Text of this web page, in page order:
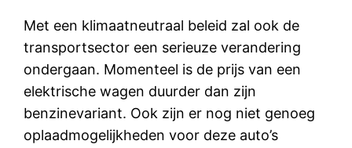
Met een klimaatneutraal beleid zal ook de
transportsector een serieuze verandering
ondergaan. Momenteel is de prijs van een
elektrische wagen duurder dan zijn
benzinevariant. Ook zijn er nog niet genoeg
oplaadmogelijkheden voor deze auto’s